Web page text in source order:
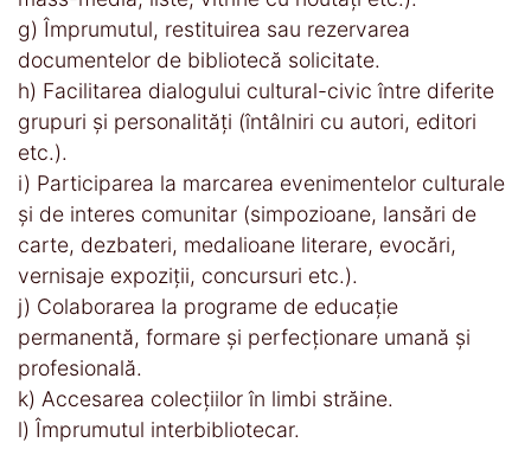
g) Împrumutul, restituirea sau rezervarea
documentelor de bibliotecă solicitate.
h) Facilitarea dialogului cultural-civic între diferite
grupuri şi personalităţi (întâlniri cu autori, editori
etc.).
i) Participarea la marcarea evenimentelor culturale
şi de interes comunitar (simpozioane, lansări de
carte, dezbateri, medalioane literare, evocări,
vernisaje expoziţii, concursuri etc.).
j) Colaborarea la programe de educaţie
permanentă, formare şi perfecţionare umană şi
profesională.
k) Accesarea colecţiilor în limbi străine.
l) Împrumutul interbibliotecar.